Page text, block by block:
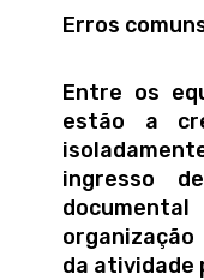
Erros
Entre os
estão a
ingresso
da atividade